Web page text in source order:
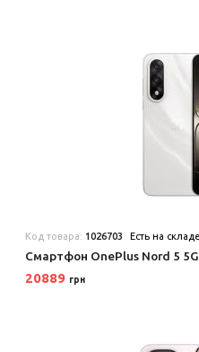
Код товара: 1026703 Есть на
Смартфон OnePlus Nord 5
20889 грн